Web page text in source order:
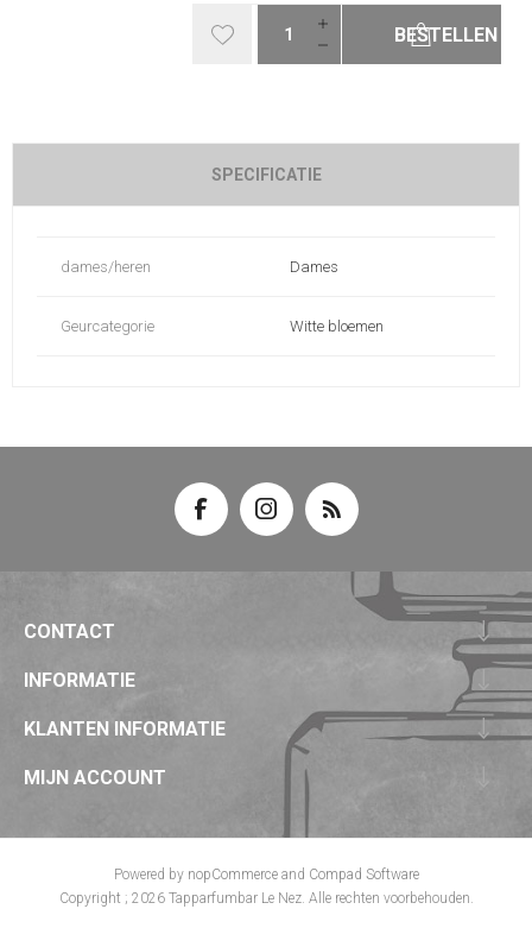
BESTELLEN
SPECIFICATIE
dames/heren Dames
Geurcategorie Witte bloemen
CONTACT
INFORMATIE
KLANTEN INFORMATIE
MIJN ACCOUNT
Powered by nopCommerceand Compad Software
Copyright ; 2026 Tapparfumbar Le Nez. Alle rechten voorbehouden.